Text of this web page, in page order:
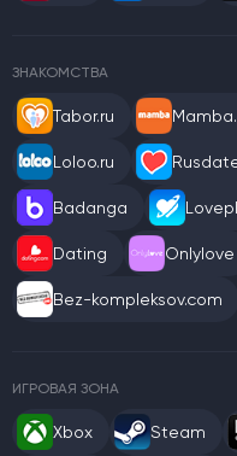
ЗНАКОМСТВА
Tabor.ru
Loloo.ru
Badanga
Dating Onlylove
Bez-kompleksov.com
ИГРОВАЯ ЗОНА
Xbox Steam